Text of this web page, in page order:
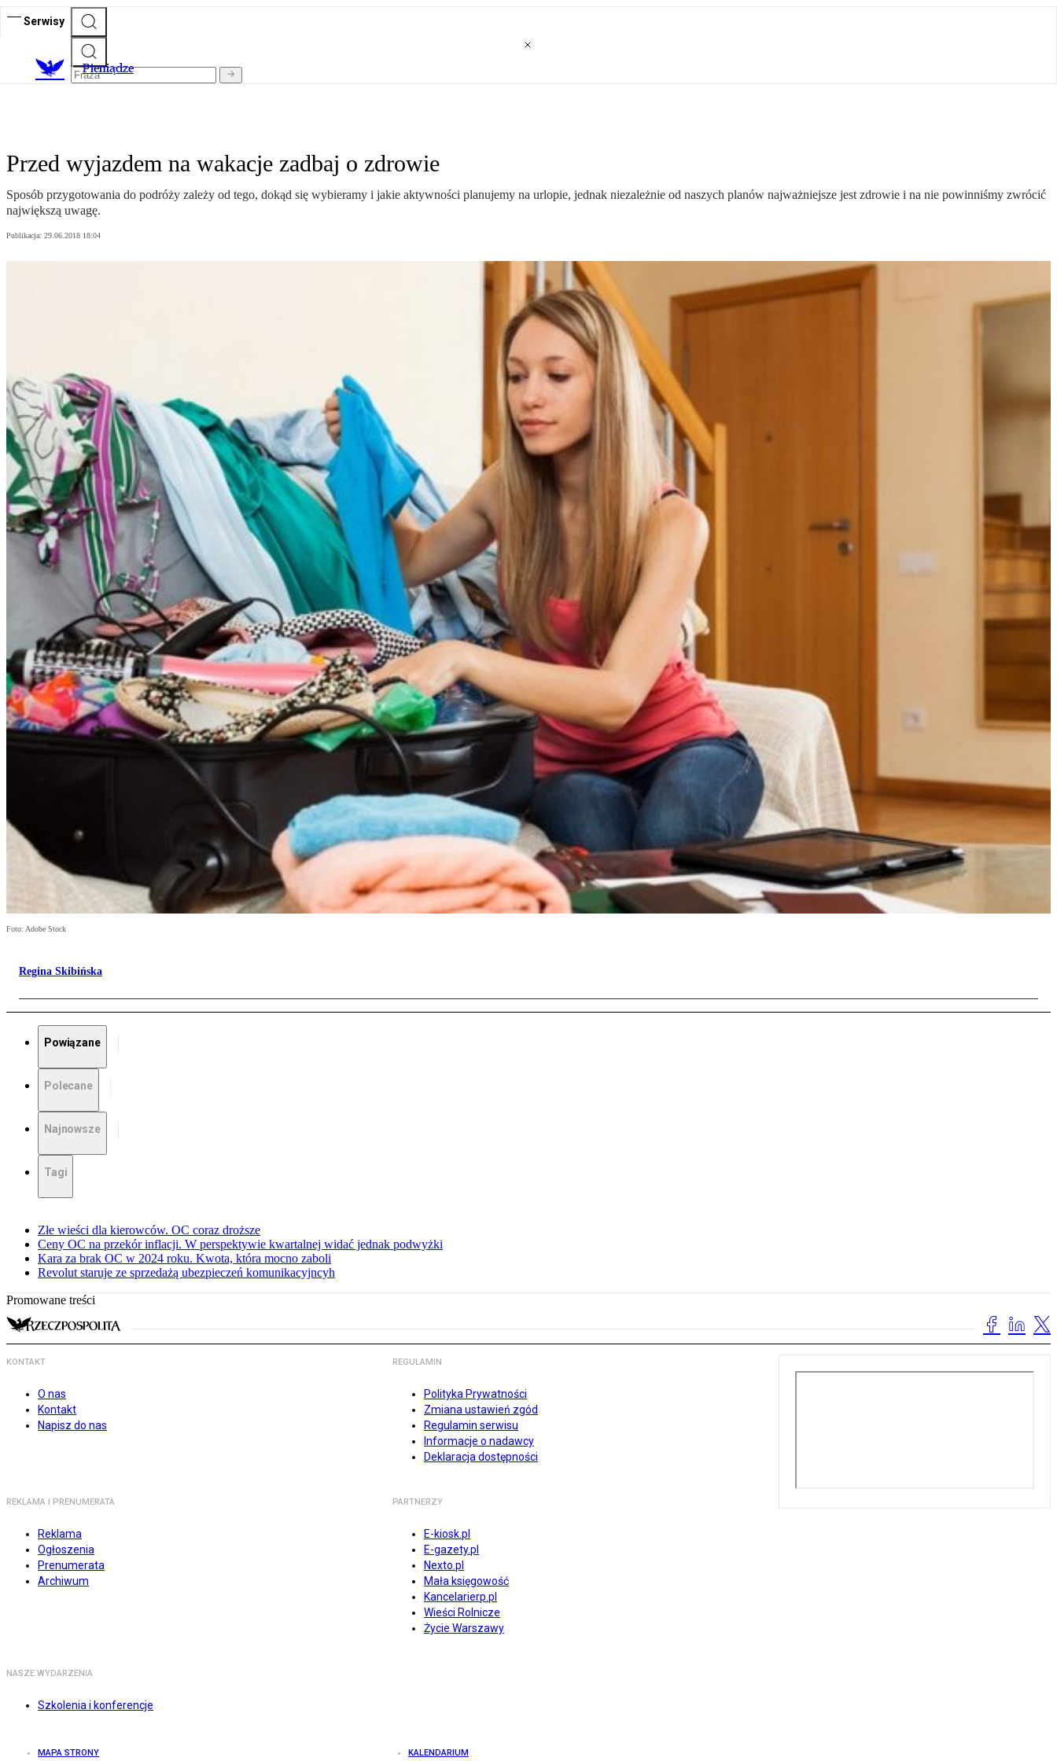
Serwisy
Pieniądze
Przed wyjazdem na wakacje zadbaj o zdrowie
Sposób przygotowania do podróży zależy od tego, dokąd się wybieramy i jakie aktywności planujemy na urlopie, jednak niezależnie od naszych planów najważniejsze jest zdrowie i na nie powinniśmy zwrócić
największą uwagę.
Publikacja: 29.06.2018 18:04
Foto: Adobe Stock
Regina Skibińska
Powiązane
Polecane
Najnowsze
Tagi
Złe wieści dla kierowców. OC coraz droższe
Ceny OC na przekór inflacji. W perspektywie kwartalnej widać jednak podwyżki
Kara za brak OC w 2024 roku. Kwota, która mocno zaboli
Revolut staruje ze sprzedażą ubezpieczeń komunikacyjncyh
Promowane treści
KONTAKT
O nas
Kontakt
Napisz do nas
REGULAMIN
Polityka Prywatności
Zmiana ustawień zgód
Regulamin serwisu
Informacje o nadawcy
Deklaracja dostępności
REKLAMA I PRENUMERATA
Reklama
Ogłoszenia
Prenumerata
Archiwum
PARTNERZY
E-kiosk.pl
E-gazety.pl
Nexto.pl
Mała księgowość
Kancelarierp.pl
Wieści Rolnicze
Życie Warszawy
NASZE WYDARZENIA
Szkolenia i konferencje
MAPA STRONY KALENDARIUM